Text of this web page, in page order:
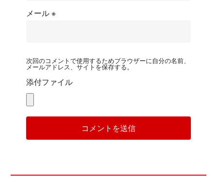
メール※
次回のコメントで使用するためブラウザーに自分の名前、
メールアドレス、サイトを保存する。
添付ファイル